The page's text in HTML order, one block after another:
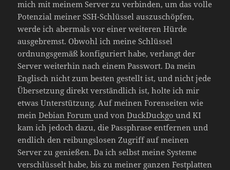
mich mit meinem Server zu verbinden, um das volle
Potenzial meiner SSH-Schlüssel auszuschöpfen,
werde ich abermals vor einer weiteren Hürde
ausgebremst. Obwohl ich meine Schlüssel
ordnungsgemäß konfiguriert habe, verlangt der
Server weiterhin nach einem Passwort. Da mein
Englisch nicht zum besten gestellt ist, und nicht jede
Übersetzung direkt verständlich ist, holte ich mir
etwas Unterstützung. Auf meinen Forenseiten wie
meinDebian Forumund vonDuckDuckgound KI
kam ich jedoch dazu, die Passphrase entfernen und
endlich den reibungslosen Zugriff auf meinen
Server zu genießen. Da ich selbst meine Systeme
verschlüsselt habe, bis zu meiner ganzen Festplatten